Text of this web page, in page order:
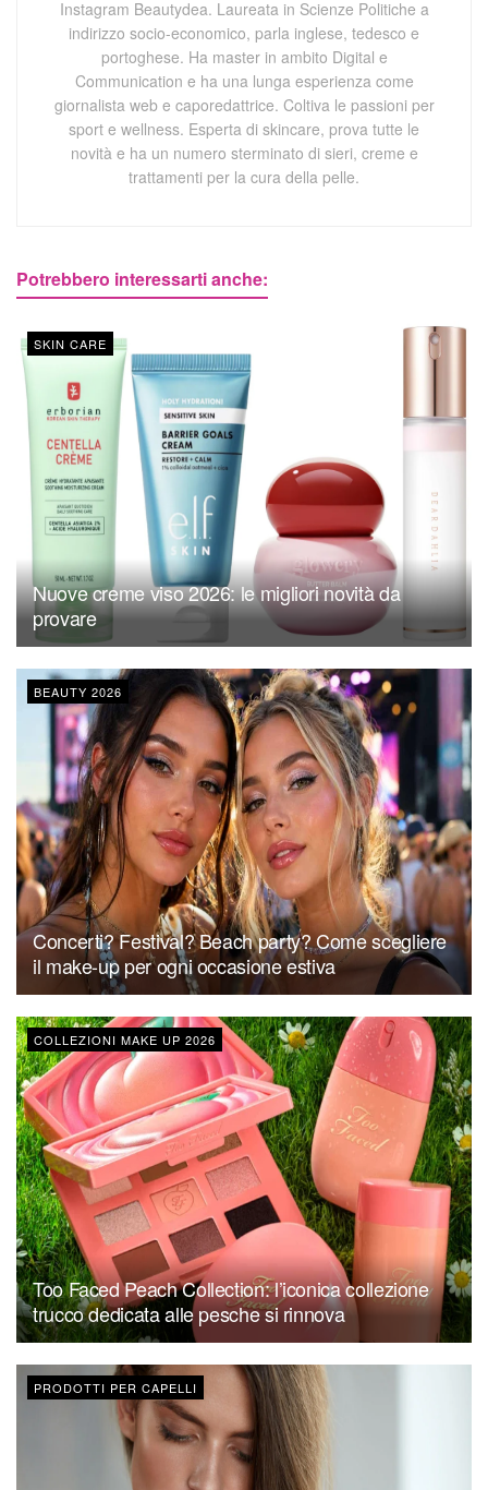
Instagram Beautydea. Laureata in Scienze Politiche a
indirizzo socio-economico, parla inglese, tedesco e
portoghese. Ha master in ambito Digital e
Communication e ha una lunga esperienza come
giornalista web e caporedattrice. Coltiva le passioni per
sport e wellness. Esperta di skincare, prova tutte le
novità e ha un numero sterminato di sieri, creme e
trattamenti per la cura della pelle.
Potrebbero interessarti anche:
SKIN CARE
Nuove creme viso 2026: le migliori novità da
provare
BEAUTY 2026
Concerti? Festival? Beach party? Come scegliere
il make-up per ogni occasione estiva
COLLEZIONI MAKE UP 2026
Too Faced Peach Collection: l’iconica collezione
trucco dedicata alle pesche si rinnova
PRODOTTI PER CAPELLI